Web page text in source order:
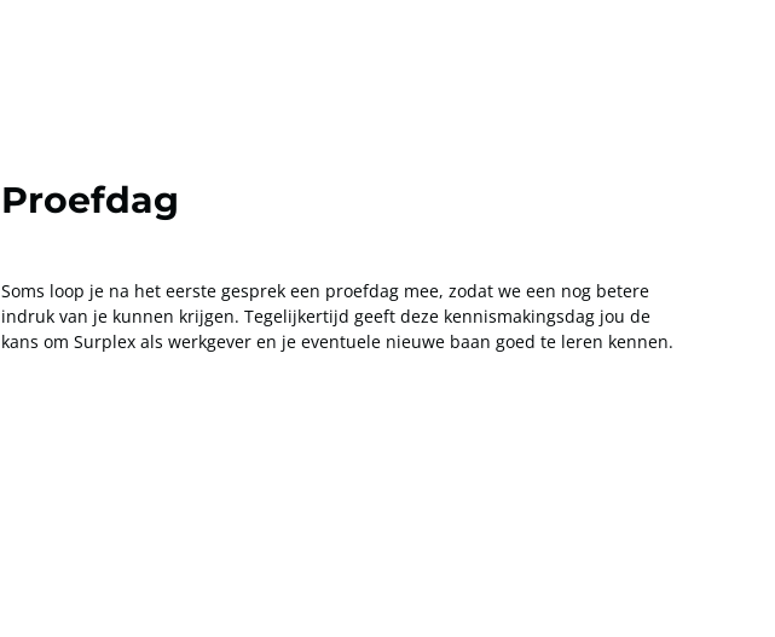
Proefdag
Soms loop je na het eerste gesprek een proefdag mee, zodat we een nog betere
indruk van je kunnen krijgen. Tegelijkertijd geeft deze kennismakingsdag jou de
kans om Surplex als werkgever en je eventuele nieuwe baan goed te leren kennen.